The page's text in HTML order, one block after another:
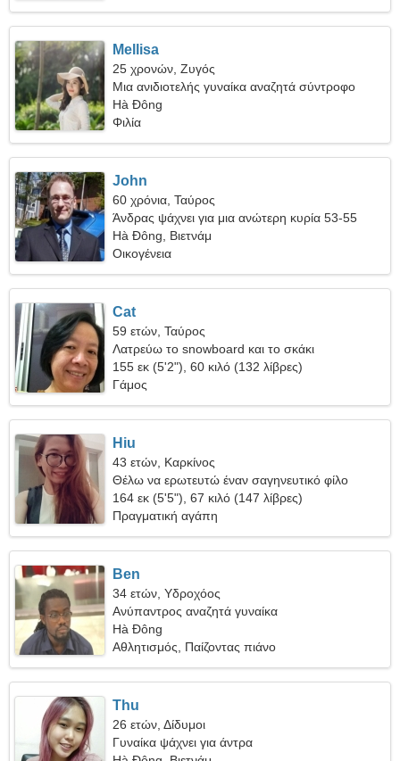
Mellisa
25 χρονών, Ζυγός
Μια ανιδιοτελής γυναίκα αναζητά σύντροφο
Hà Đông
Φιλία
John
60 χρόνια, Ταύρος
Άνδρας ψάχνει για μια ανώτερη κυρία 53-55
Hà Đông, Βιετνάμ
Οικογένεια
Cat
59 ετών, Ταύρος
Λατρεύω το snowboard και το σκάκι
155 εκ (5'2"), 60 κιλό (132 λίβρες)
Γάμος
Hiu
43 ετών, Καρκίνος
Θέλω να ερωτευτώ έναν σαγηνευτικό φίλο
164 εκ (5'5"), 67 κιλό (147 λίβρες)
Πραγματική αγάπη
Ben
34 ετών, Υδροχόος
Ανύπαντρος αναζητά γυναίκα
Hà Đông
Αθλητισμός, Παίζοντας πιάνο
Thu
26 ετών, Δίδυμοι
Γυναίκα ψάχνει για άντρα